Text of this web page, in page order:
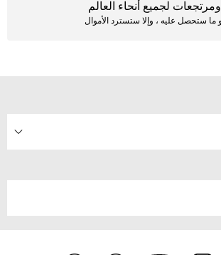
لجميع أنحاء العالم
ما ستحصل عليه ، وإلا ستسترد الأموال